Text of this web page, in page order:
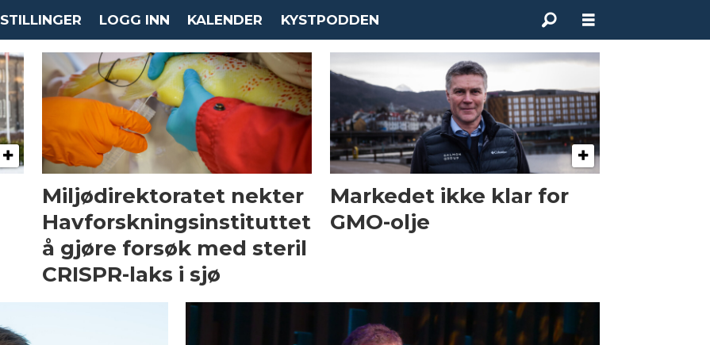
STILLINGER LOGG INN KALENDER KYSTPODDEN
Miljødirektoratet nekter
Havforsknings­instituttet
å gjøre forsøk med steril
CRISPR-laks i sjø
Markedet ikke klar for
GMO-olje